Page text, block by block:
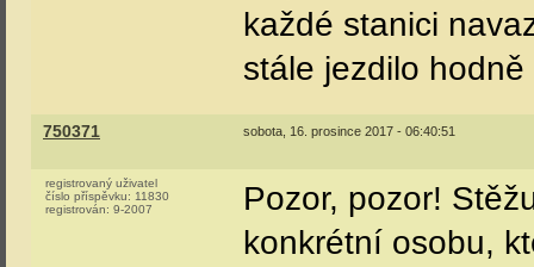
každé stanici
stále jezdilo
750371 sobota, 16. prosince 2017 - 06:40:51
registrovaný uživatel
číslo příspěvku: 11830
registrován: 9-2007
Pozor, pozor!
konkrétní osobu,